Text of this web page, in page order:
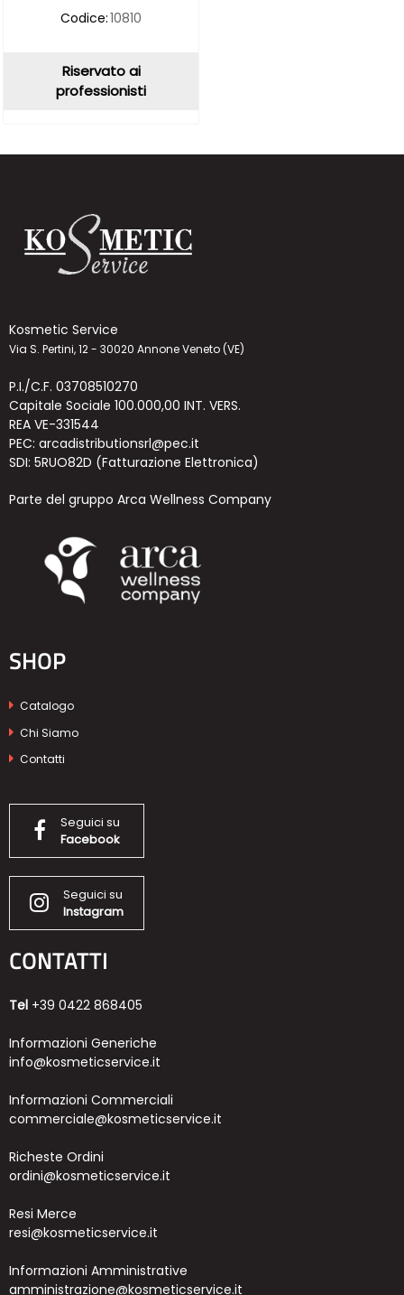
Codice:10810
Riservato ai
professionisti
Kosmetic Service
Via S. Pertini, 12 - 30020 Annone Veneto (VE)
P.I./C.F. 03708510270
Capitale Sociale 100.000,00 INT. VERS.
REA VE-331544
PEC: arcadistributionsrl@pec.it
SDI: 5RUO82D (Fatturazione Elettronica)
Parte del gruppo Arca Wellness Company
SHOP
Catalogo
Chi Siamo
Contatti
Seguici su
Facebook
Seguici su
Instagram
CONTATTI
Tel +39 0422 868405
Informazioni Generiche
info@kosmeticservice.it
Informazioni Commerciali
commerciale@kosmeticservice.it
Richeste Ordini
ordini@kosmeticservice.it
Resi Merce
resi@kosmeticservice.it
Informazioni Amministrative
amministrazione@kosmeticservice.it